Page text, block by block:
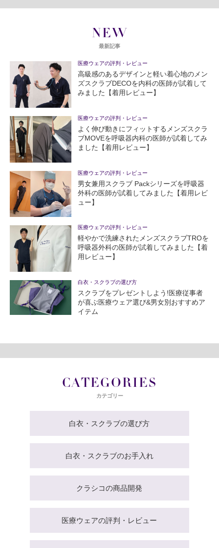
NEW
最新記事
医療ウェアの評判・レビュー
高級感のあるデザインと軽い着心地のメン
ズスクラブDECOを内科の医師が試着して
みました【着用レビュー】
医療ウェアの評判・レビュー
よく伸び動きにフィットするメンズスクラ
ブMOVEを呼吸器内科の医師が試着してみ
ました【着用レビュー】
医療ウェアの評判・レビュー
男女兼用スクラブ Packシリーズを呼吸器
外科の医師が試着してみました【着用レビ
ュー】
医療ウェアの評判・レビュー
軽やかで洗練されたメンズスクラブTROを
呼吸器外科の医師が試着してみました【着
用レビュー】
白衣・スクラブの選び方
スクラブをプレゼントしよう!医療従事者
が喜ぶ医療ウェア選び&男女別おすすめア
イテム
CATEGORIES
カテゴリー
白衣・スクラブの選び方
白衣・スクラブのお手入れ
クラシコの商品開発
医療ウェアの評判・レビュー